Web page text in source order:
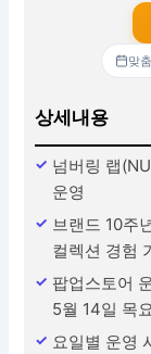
맞
상세내용
넘버링 랩
운영
브랜드 10주
컬렉션 경험
팝업스토어
5월 14일 목
요일별 운영